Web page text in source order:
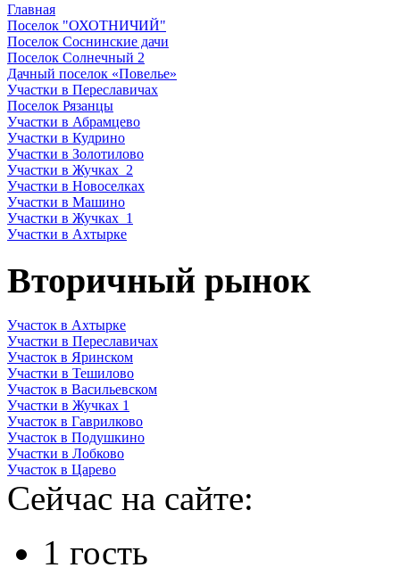
Главная
Поселок "ОХОТНИЧИЙ"
Поселок Соснинские дачи
Поселок Солнечный 2
Дачный поселок «Повелье»
Участки в Переславичах
Поселок Рязанцы
Участки в Абрамцево
Участки в Кудрино
Участки в Золотилово
Участки в Жучках_2
Участки в Новоселках
Участки в Машино
Участки в Жучках_1
Участки в Ахтырке
Вторичный рынок
Участок в Ахтырке
Участки в Переславичах
Участок в Яринском
Участки в Тешилово
Участок в Васильевском
Участки в Жучках 1
Участок в Гаврилково
Участок в Подушкино
Участки в Лобково
Участок в Царево
Сейчас на сайте:
1 гость